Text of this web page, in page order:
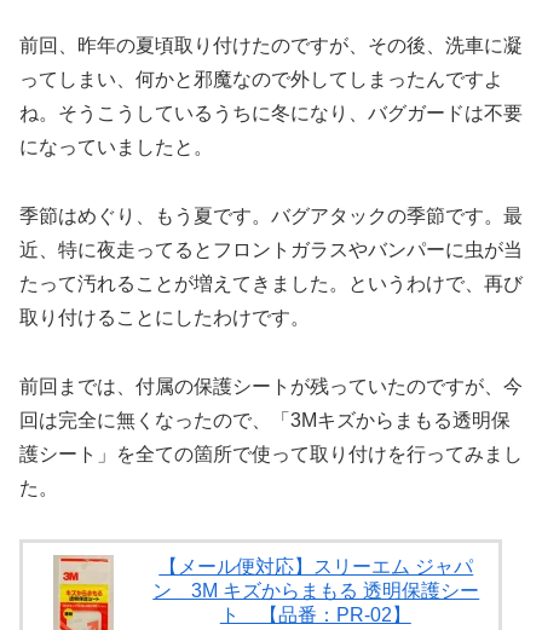
前回、昨年の夏頃取り付けたのですが、その後、洗車に凝
ってしまい、何かと邪魔なので外してしまったんですよ
ね。そうこうしているうちに冬になり、バグガードは不要
になっていましたと。
季節はめぐり、もう夏です。バグアタックの季節です。最
近、特に夜走ってるとフロントガラスやバンパーに虫が当
たって汚れることが増えてきました。というわけで、再び
取り付けることにしたわけです。
前回までは、付属の保護シートが残っていたのですが、今
回は完全に無くなったので、「3Mキズからまもる透明保
護シート」を全ての箇所で使って取り付けを行ってみまし
た。
【メール便対応】スリーエム ジャパ
ン 3M キズからまもる 透明保護シー
ト 【品番：PR-02】